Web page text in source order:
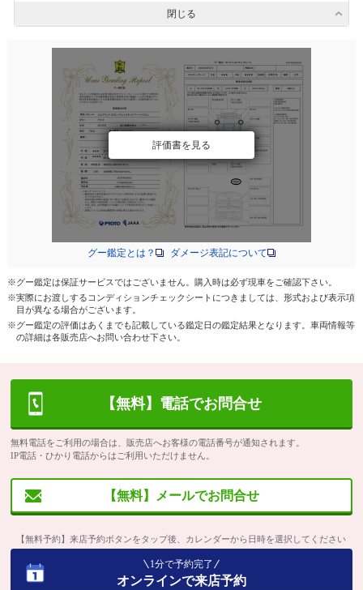
閉じる
評価書を見る
グー鑑定とは？ ダメージ表記について
※グー鑑定は保証サービスではございません。購入時は必ず現車をご確認下さい。
※実際にお渡しするコンディションチェックシートにつきましては、形式および表示項
目が異なる場合がございます。
※グー鑑定の評価はあくまでも記載している鑑定日の鑑定結果となります。車両情報等
の詳細は各販売店へお問い合わせ下さい。
【無料】電話でお問合せ
無料電話をご利用の場合は、販売店へお客様の電話番号が通知されます。
IP電話・ひかり電話からはご利用いただけません。
【無料】メールでお問合せ
【無料予約】来店予約ボタンをタップ後、カレンダーから日時を選択してください
1分で予約完了
オンラインで来店予約